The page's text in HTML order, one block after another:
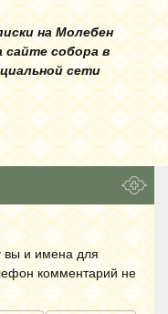
на Молебен
собора в
сети
вы и имена для
комментарий не